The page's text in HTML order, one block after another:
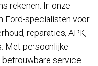
rekenen. In onze
Ford-specialisten voor
reparaties, APK,
Met persoonlijke
betrouwbare service